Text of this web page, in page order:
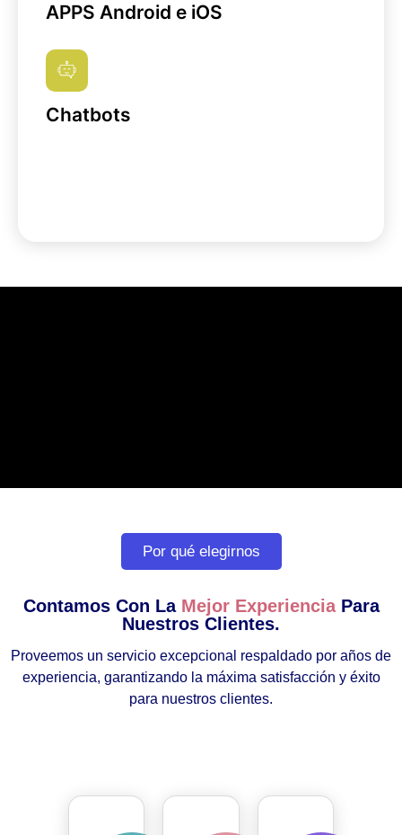
APPS Android e iOS
Ver servicio
Chatbots
Por qué elegirnos
Contamos Con La Mejor ExperienciaPara
Nuestros Clientes.
Proveemos un servicio excepcional respaldado por años de
experiencia, garantizando la máxima satisfacción y éxito
para nuestros clientes.